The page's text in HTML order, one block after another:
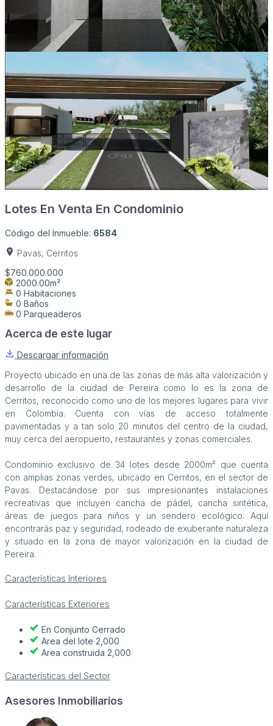
Lotes En Venta En Condominio
Código del Inmueble: 6584
Pavas, Cerritos
$760.000.000
2000.00m²
0 Habitaciones
0 Baños
0 Parqueaderos
Acerca de este lugar
Descargar información
Proyecto ubicado en una de las zonas de más alta valorización y
desarrollo de la ciudad de Pereira como lo es la zona de
Cerritos, reconocido como uno de los mejores lugares para vivir
en Colombia. Cuenta con vías de acceso totalmente
pavimentadas y a tan solo 20 minutos del centro de la ciudad,
muy cerca del aeropuerto, restaurantes y zonas comerciales.
Condominio exclusivo de 34 lotes desde 2000m² que cuenta
con amplias zonas verdes, ubicado en Cerritos, en el sector de
Pavas. Destacándose por sus impresionantes instalaciones
recreativas que incluyen cancha de pádel, cancha sintética,
áreas de juegos para niños y un sendero ecológico. Aquí
encontrarás paz y seguridad, rodeado de exuberante naturaleza
y situado en la zona de mayor valorización en la ciudad de
Pereira.
Características Interiores
Características Exteriores
En Conjunto Cerrado
Area del lote 2,000
Area construida 2,000
Características del Sector
Asesores Inmobiliarios